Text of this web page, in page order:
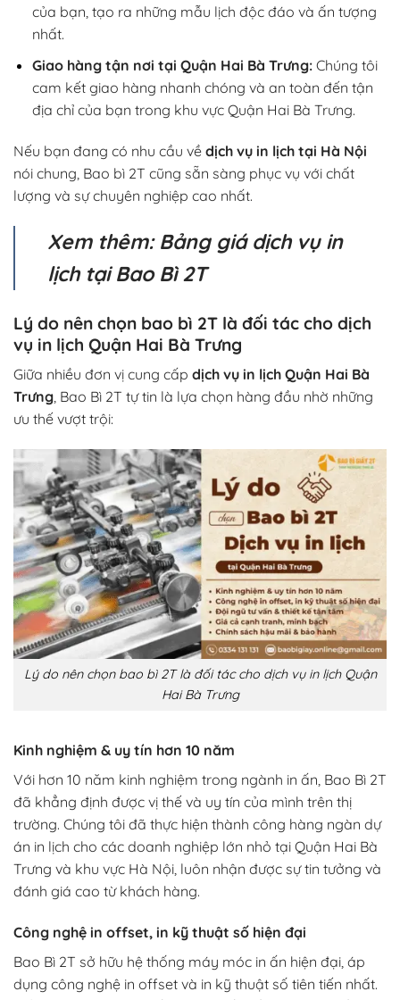
của bạn, tạo ra những mẫu lịch độc đáo và ấn tượng
nhất.
Giao hàng tận nơi tại Quận Hai Bà Trưng:Chúng tôi
cam kết giao hàng nhanh chóng và an toàn đến tận
địa chỉ của bạn trong khu vực Quận Hai Bà Trưng.
Nếu bạn đang có nhu cầu về dịch vụ in lịch tại Hà Nội
nói chung, Bao bì 2T cũng sẵn sàng phục vụ với chất
lượng và sự chuyên nghiệp cao nhất.
Xem thêm: Bảng giá dịch vụ in
lịch tại Bao Bì 2T
Lý do nên chọn bao bì 2T là đối tác cho dịch
vụ in lịch Quận Hai Bà Trưng
Giữa nhiều đơn vị cung cấp dịch vụ in lịch Quận Hai Bà
Trưng, Bao Bì 2T tự tin là lựa chọn hàng đầu nhờ những
ưu thế vượt trội:
Lý do nên chọn bao bì 2T là đối tác cho dịch vụ in lịch Quận
Hai Bà Trưng
Kinh nghiệm & uy tín hơn 10 năm
Với hơn 10 năm kinh nghiệm trong ngành in ấn, Bao Bì 2T
đã khẳng định được vị thế và uy tín của mình trên thị
trường. Chúng tôi đã thực hiện thành công hàng ngàn dự
án in lịch cho các doanh nghiệp lớn nhỏ tại Quận Hai Bà
Trưng và khu vực Hà Nội, luôn nhận được sự tin tưởng và
đánh giá cao từ khách hàng.
Công nghệ in offset, in kỹ thuật số hiện đại
Bao Bì 2T sở hữu hệ thống máy móc in ấn hiện đại, áp
dụng công nghệ in offset và in kỹ thuật số tiên tiến nhất.